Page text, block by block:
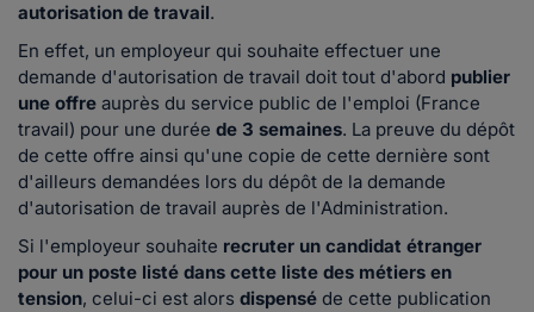
autorisation de travail.
En effet, un employeur qui souhaite effectuer une
demande d'autorisation de travail doit tout d'abord publier
une offre auprès du service public de l'emploi (France
travail) pour une durée de 3 semaines. La preuve du dépôt
de cette offre ainsi qu'une copie de cette dernière sont
d'ailleurs demandées lors du dépôt de la demande
d'autorisation de travail auprès de l'Administration.
Si l'employeur souhaite recruter un candidat étranger
pour un poste listé dans cette liste des métiers en
tension, celui-ci est alors dispensé de cette publication